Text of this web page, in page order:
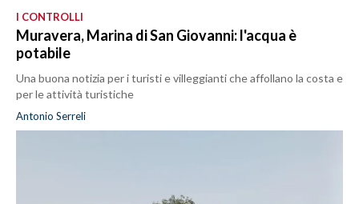
I CONTROLLI
Muravera, Marina di San Giovanni: l'acqua è
potabile
Una buona notizia per i turisti e villeggianti che affollano la costa e
per le attività turistiche
Antonio Serreli